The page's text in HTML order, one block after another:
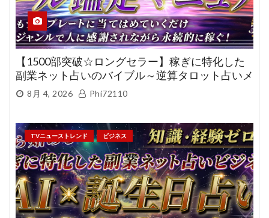
【1500部突破☆ロングセラー】稼ぎに特化した
副業ネット占いのバイブル～逆算タロット占いメ
ール鑑定マニュアル～
8月 4, 2026 Phi72110
TVニューストレンド ビジネス